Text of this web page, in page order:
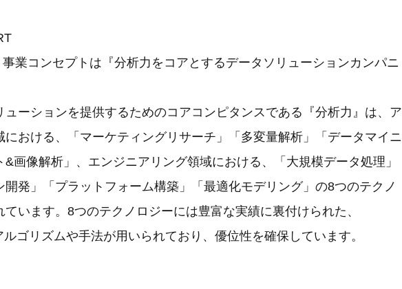
業コンセプトは『分析力をコアとするデータソリューションカンパニ
ューションを提供するためのコアコンピタンスである『分析力』は、ア
における、「マーケティングリサーチ」「多変量解析」「データマイニ
&画像解析」、エンジニアリング領域における、「大規模データ処理」
開発」「プラットフォーム構築」「最適化モデリング」の8つのテクノ
ています。8つのテクノロジーには豊富な実績に裏付けられた、
ゴリズムや手法が用いられており、優位性を確保しています。